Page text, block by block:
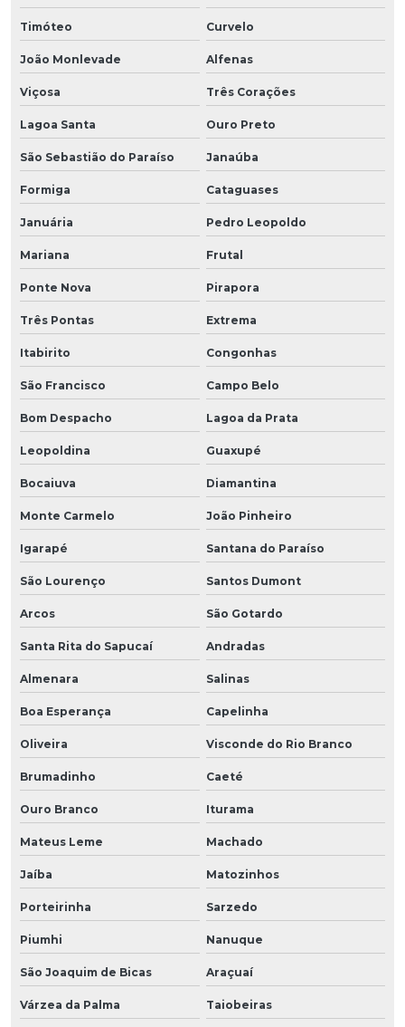
Timóteo Curvelo
João Monlevade Alfenas
Viçosa Três Corações
Lagoa Santa Ouro Preto
São Sebastião do Paraíso Janaúba
Formiga Cataguases
Januária Pedro Leopoldo
Mariana Frutal
Ponte Nova Pirapora
Três Pontas Extrema
Itabirito Congonhas
São Francisco Campo Belo
Bom Despacho Lagoa da Prata
Leopoldina Guaxupé
Bocaiuva Diamantina
Monte Carmelo João Pinheiro
Igarapé Santana do Paraíso
São Lourenço Santos Dumont
Arcos São Gotardo
Santa Rita do Sapucaí Andradas
Almenara Salinas
Boa Esperança Capelinha
Oliveira Visconde do Rio Branco
Brumadinho Caeté
Ouro Branco Iturama
Mateus Leme Machado
Jaíba Matozinhos
Porteirinha Sarzedo
Piumhi Nanuque
São Joaquim de Bicas Araçuaí
Várzea da Palma Taiobeiras